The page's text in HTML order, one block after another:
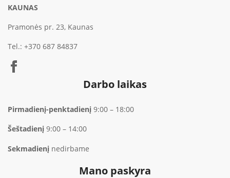
KAUNAS
Pramonės pr. 23, Kaunas
Tel.: +370 687 84837
Darbo laikas
Pirmadienį-penktadienį 9:00 – 18:00
Šeštadienį 9:00 – 14:00
Sekmadienį nedirbame
Mano paskyra